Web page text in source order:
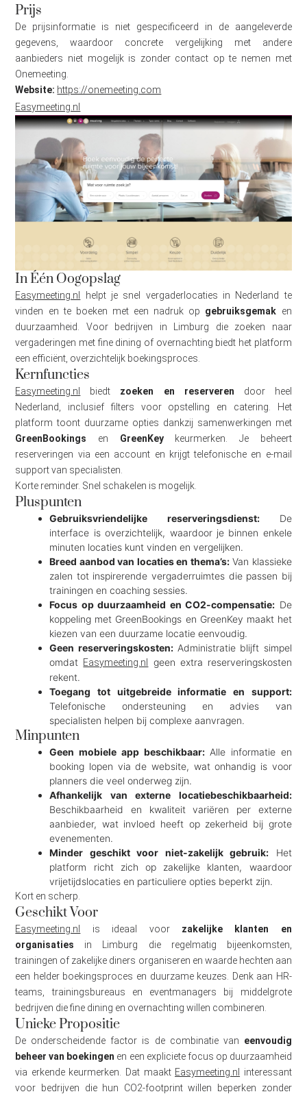
Prijs
De prijsinformatie is niet gespecificeerd in de aangeleverde
gegevens, waardoor concrete vergelijking met andere
aanbieders niet mogelijk is zonder contact op te nemen met
Onemeeting.
Website: https://onemeeting.com
Easymeeting.nl
In Één Oogopslag
Easymeeting.nl
helpt je snel vergaderlocaties in Nederland te
vinden en te boeken met een nadruk op gebruiksgemak en
duurzaamheid. Voor bedrijven in Limburg die zoeken naar
vergaderingen met fine dining of overnachting biedt het platform
een efficiënt, overzichtelijk boekingsproces.
Kernfuncties
Easymeeting.nl biedt zoeken en reserveren door heel
Nederland, inclusief filters voor opstelling en catering. Het
platform toont duurzame opties dankzij samenwerkingen met
GreenBookings en GreenKeykeurmerken. Je beheert
reserveringen via een account en krijgt telefonische en e-mail
support van specialisten.
Korte reminder. Snel schakelen is mogelijk.
Pluspunten
Gebruiksvriendelijke reserveringsdienst:De
interface is overzichtelijk, waardoor je binnen enkele
minuten locaties kunt vinden en vergelijken.
Breed aanbod van locaties en thema’s:Van klassieke
zalen tot inspirerende vergaderruimtes die passen bij
trainingen en coaching sessies.
Focus op duurzaamheid en CO2-compensatie: De
koppeling met GreenBookings en GreenKey maakt het
kiezen van een duurzame locatie eenvoudig.
Geen reserveringskosten:Administratie blijft simpel
omdat Easymeeting.nl
geen extra reserveringskosten
rekent.
Toegang tot uitgebreide informatie en support:
Telefonische ondersteuning en advies van
specialisten helpen bij complexe aanvragen.
Minpunten
Geen mobiele app beschikbaar:Alle informatie en
booking lopen via de website, wat onhandig is voor
planners die veel onderweg zijn.
Afhankelijk van externe locatiebeschikbaarheid:
Beschikbaarheid en kwaliteit variëren per externe
aanbieder, wat invloed heeft op zekerheid bij grote
evenementen.
Minder geschikt voor niet-zakelijk gebruik: Het
platform richt zich op zakelijke klanten, waardoor
vrijetijdslocaties en particuliere opties beperkt zijn.
Kort en scherp.
Geschikt Voor
Easymeeting.nl is ideaal voor zakelijke klanten en
organisaties in Limburg die regelmatig bijeenkomsten,
trainingen of zakelijke diners organiseren en waarde hechten aan
een helder boekingsproces en duurzame keuzes. Denk aan HR-
teams, trainingsbureaus en eventmanagers bij middelgrote
bedrijven die fine dining en overnachting willen combineren.
Unieke Propositie
De onderscheidende factor is de combinatie van eenvoudig
beheer van boekingen en een expliciete focus op duurzaamheid
via erkende keurmerken. Dat maakt Easymeeting.nl
interessant
voor bedrijven die hun CO2-footprint willen beperken zonder